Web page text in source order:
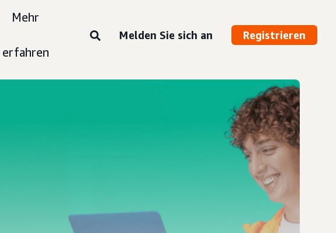
Mehr
erfahren
Melden Sie sich an Registrieren